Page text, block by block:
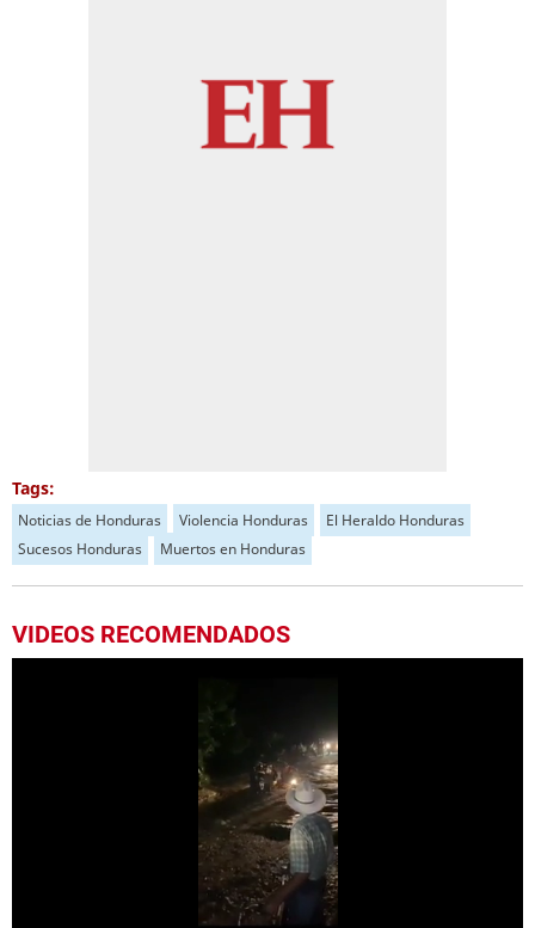
Tags:
Noticias de Honduras Violencia Honduras
El Heraldo Honduras
Sucesos Honduras
Muertos en Honduras
VIDEOS RECOMENDADOS